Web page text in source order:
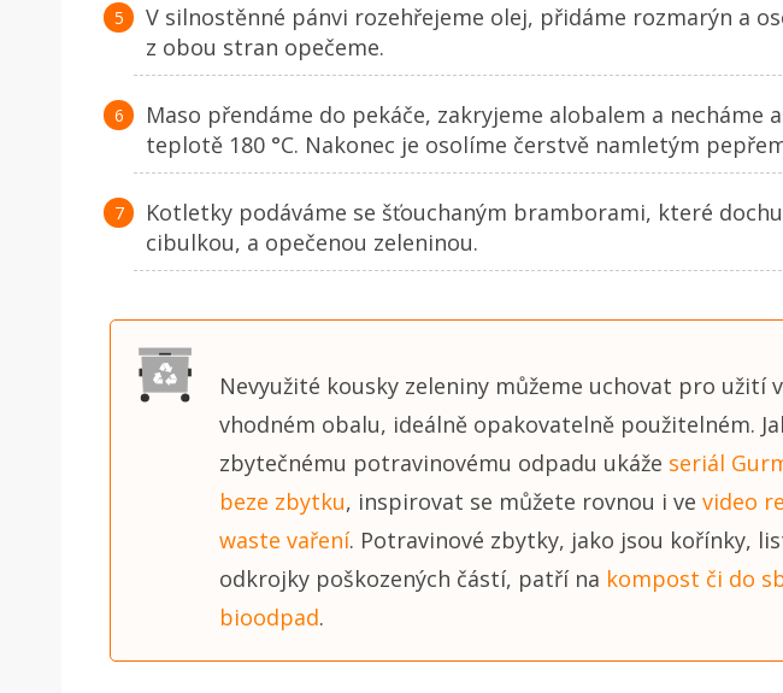
V silnostěnné pánvi rozehřejeme olej, přidáme rozmarýn a
z obou stran opečeme.
Maso přendáme do pekáče, zakryjeme alobalem a necháme
teplotě 180 °C. Nakonec je osolíme čerstvě namletým
Kotletky podáváme se šťouchaným bramborami, které
cibulkou, a opečenou zeleninou.
Nevyužité kousky zeleniny můžeme uchovat pro užití
vhodném obalu, ideálně opakovatelně použitelném.
zbytečnému potravinovému odpadu ukáže seriál
beze zbytku, inspirovat se můžete rovnou i ve video
waste vaření. Potravinové zbytky, jako jsou kořínky,
odkrojky poškozených částí, patří na kompost či do
bioodpad.